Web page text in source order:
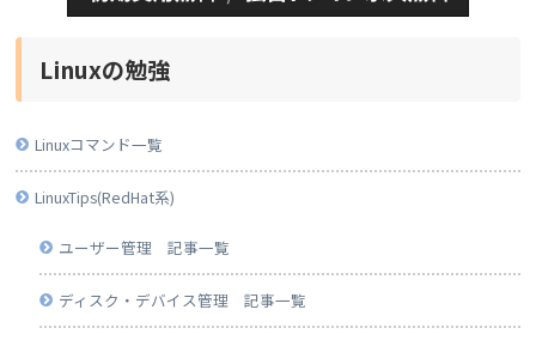
Linuxの勉強
Linuxコマンド一覧
LinuxTips(RedHat系)
ユーザー管理 記事一覧
ディスク・デバイス管理 記事一覧